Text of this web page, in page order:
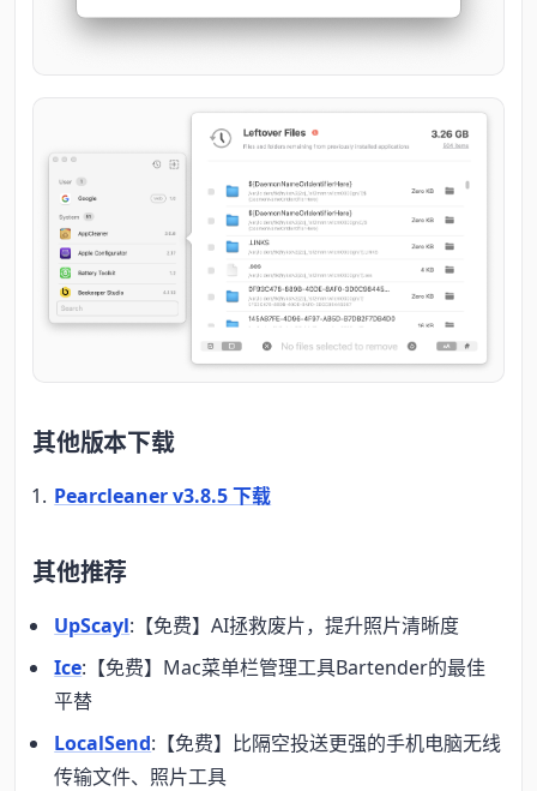
其他版本下载
Pearcleaner v3.8.5 下载
其他推荐
UpScayl:【免费】AI拯救废片，提升照片清晰度
Ice:【免费】Mac菜单栏管理工具Bartender的最佳
平替
LocalSend:【免费】比隔空投送更强的手机电脑无线
传输文件、照片工具